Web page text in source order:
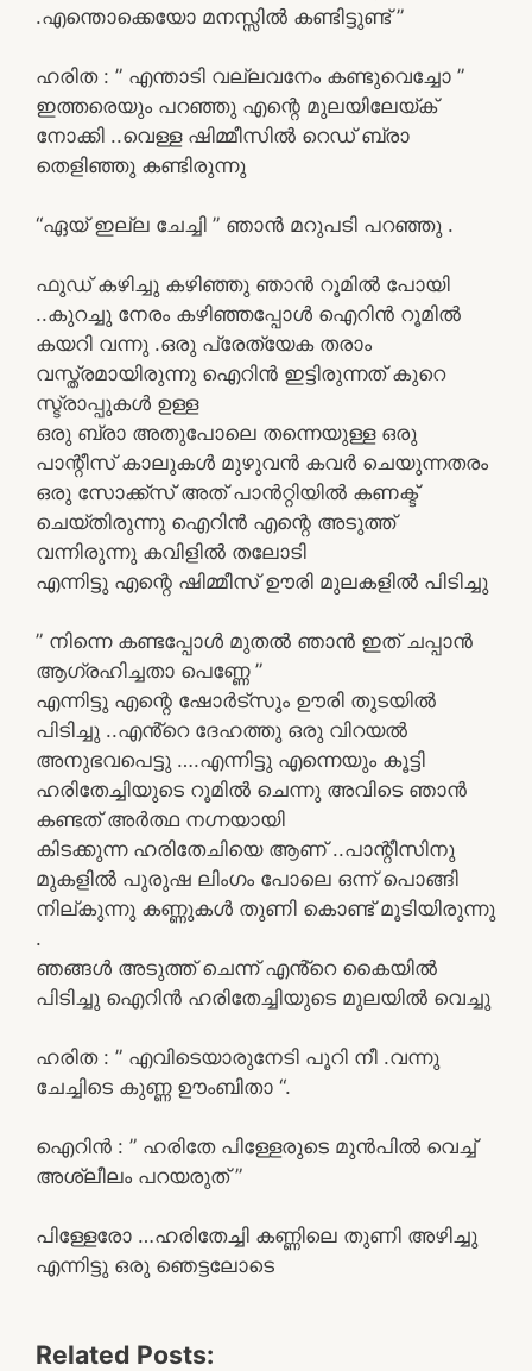
.എന്തൊക്കെയോ മനസ്സിൽ കണ്ടിട്ടുണ്ട് ”
ഹരിത : ” എന്താടി വല്ലവനേം കണ്ടുവെച്ചോ ”
ഇത്തരെയും പറഞ്ഞു എന്റെ മുലയിലേയ്ക്
നോക്കി ..വെള്ള ഷിമ്മീസിൽ റെഡ് ബ്രാ
തെളിഞ്ഞു കണ്ടിരുന്നു
“ഏയ് ഇല്ല ചേച്ചി ” ഞാൻ മറുപടി പറഞ്ഞു .
ഫുഡ് കഴിച്ചു കഴിഞ്ഞു ഞാൻ റൂമിൽ പോയി
..കുറച്ചു നേരം കഴിഞ്ഞപ്പോൾ ഐറിൻ റൂമിൽ
കയറി വന്നു .ഒരു പ്രേത്യേക തരാം
വസ്ത്രമായിരുന്നു ഐറിൻ ഇട്ടിരുന്നത് കുറെ
സ്ട്രാപ്പുകൾ ഉള്ള
ഒരു ബ്രാ അതുപോലെ തന്നെയുള്ള ഒരു
പാന്റീസ് കാലുകൾ മുഴുവൻ കവർ ചെയുന്നതരം
ഒരു സോക്ക്സ് അത് പാൻറ്റിയിൽ കണക്ട്
ചെയ്തിരുന്നു ഐറിൻ എന്റെ അടുത്ത്
വന്നിരുന്നു കവിളിൽ തലോടി
എന്നിട്ടു എന്റെ ഷിമ്മീസ് ഊരി മുലകളിൽ പിടിച്ചു
” നിന്നെ കണ്ടപ്പോൾ മുതൽ ഞാൻ ഇത് ചപ്പാൻ
ആഗ്രഹിച്ചതാ പെണ്ണേ ”
എന്നിട്ടു എന്റെ ഷോർട്സും ഊരി തുടയിൽ
പിടിച്ചു ..എൻ്റെ ദേഹത്തു ഒരു വിറയൽ
അനുഭവപെട്ടു ….എന്നിട്ടു എന്നെയും കൂട്ടി
ഹരിതേച്ചിയുടെ റൂമിൽ ചെന്നു അവിടെ ഞാൻ
കണ്ടത് അർത്ഥ നഗ്നയായി
കിടക്കുന്ന ഹരിതേചിയെ ആണ് ..പാന്റീസിനു
മുകളിൽ പുരുഷ ലിംഗം പോലെ ഒന്ന് പൊങ്ങി
നില്കുന്നു കണ്ണുകൾ തുണി കൊണ്ട് മൂടിയിരുന്നു
.
ഞങ്ങൾ അടുത്ത് ചെന്ന് എൻ്റെ കൈയിൽ
പിടിച്ചു ഐറിൻ ഹരിതേച്ചിയുടെ മുലയിൽ വെച്ചു
ഹരിത : ” എവിടെയാരുനേടി പൂറി നീ .വന്നു
ചേച്ചിടെ കുണ്ണ ഊംബിതാ “.
ഐറിൻ : ” ഹരിതേ പിള്ളേരുടെ മുൻപിൽ വെച്ച്
അശ്ലീലം പറയരുത് ”
പിള്ളേരോ …ഹരിതേച്ചി കണ്ണിലെ തുണി അഴിച്ചു
എന്നിട്ടു ഒരു ഞെട്ടലോടെ
Related Posts: